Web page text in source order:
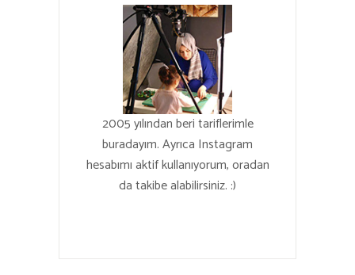
2005 yılından beri tariflerimle
buradayım. Ayrıca Instagram
hesabımı aktif kullanıyorum, oradan
da takibe alabilirsiniz. :)